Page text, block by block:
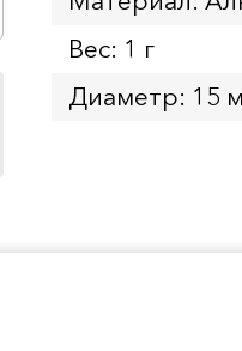
Вес: 1 г
Диаметр: 15